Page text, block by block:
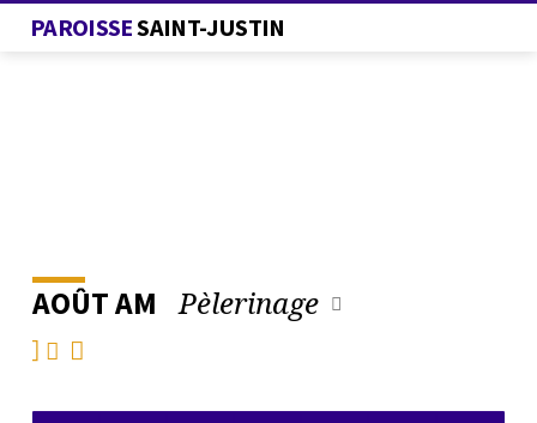
PAROISSESAINT-JUSTIN
L’AGENDA
DE
LA
PAROISSE
AOÛT AM Pèlerinage